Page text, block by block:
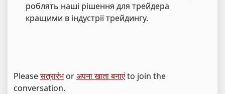
роблять наші рішення для трейдера
кращими в індустрії трейдингу.
Pleaseसत्रारंभorअपना खाता बनाएंto join the
conversation.